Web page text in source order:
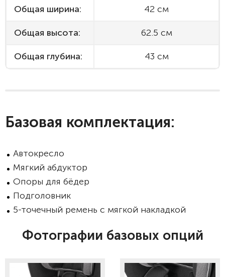
Общая ширина: 42 см
Общая высота: 62.5 см
Общая глубина: 43 см
Базовая комплектация:
Автокресло
Мягкий абдуктор
Опоры для бёдер
Подголовник
5-точечный ремень с мягкой накладкой
Фотографии базовых опций